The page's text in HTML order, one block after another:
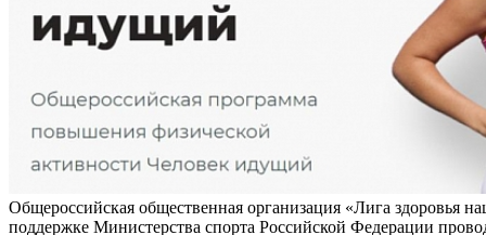
Общероссийская общественная организация «Лига здоровья
поддержке Министерства спорта Российской Федерации